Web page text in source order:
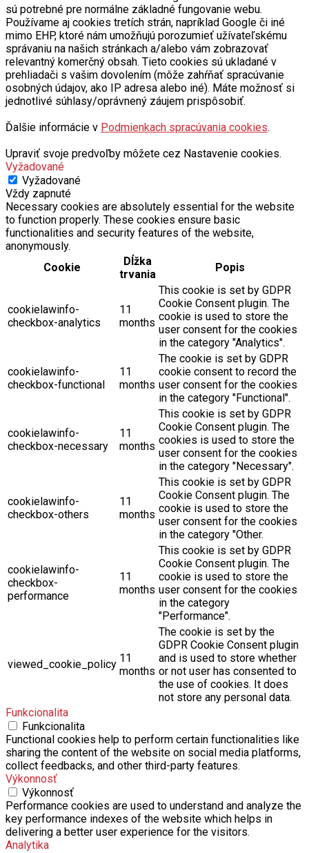
Tento web používa cookies na vylepšenie zážitku a jeho
funkcionalít. Niekoré z nich sú kategorizované ako základné a
sú potrebné pre normálne základné fungovanie webu.
Používame aj cookies tretích strán, napríklad Google či iné
mimo EHP, ktoré nám umožňujú porozumieť užívateľskému
správaniu na našich stránkach a/alebo vám zobrazovať
relevantný komerčný obsah. Tieto cookies sú ukladané v
osobných údajov, ako IP adresa alebo iné). Máte možnosť si
Ďalšie informácie v
Upraviť svoje predvoľby môžete cez Nastavenie cookies.
Vyžadované
Vyžadované
Vždy zapnuté
Necessary cookies are absolutely essential for the website
to function properly. These cookies ensure basic
functionalities and security features of the website,
Cookie
trvania
Popis
This cookie is set by GDPR
Cookie Consent plugin. The
cookie is used to store the
user consent for the cookies
in the category "Analytics".
The cookie is set by GDPR
cookie consent to record the
user consent for the cookies
in the category "Functional".
This cookie is set by GDPR
Cookie Consent plugin. The
cookies is used to store the
user consent for the cookies
in the category "Necessary".
This cookie is set by GDPR
Cookie Consent plugin. The
cookie is used to store the
user consent for the cookies
in the category "Other.
This cookie is set by GDPR
Cookie Consent plugin. The
cookie is used to store the
user consent for the cookies
in the category
"Performance".
The cookie is set by the
GDPR Cookie Consent plugin
and is used to store whether
not store any personal data.
Funkcionalita
Funkcionalita
Functional cookies help to perform certain functionalities like
sharing the content of the website on social media platforms,
collect feedbacks, and other third-party features.
Výkonnosť
Výkonnosť
Performance cookies are used to understand and analyze the